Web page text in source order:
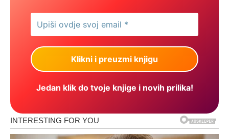
Jedan klik do tvoje knjige i novih prilika!